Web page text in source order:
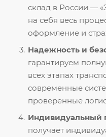
склад в России —
на себя весь
оформление и
Надежность и
гарантируем
всех этапах
современные
проверенные
Индивидуальный
получает